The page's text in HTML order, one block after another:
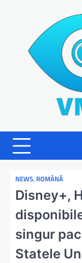
NEWS, ROMÂNĂ
Disney+,
singur
Statele